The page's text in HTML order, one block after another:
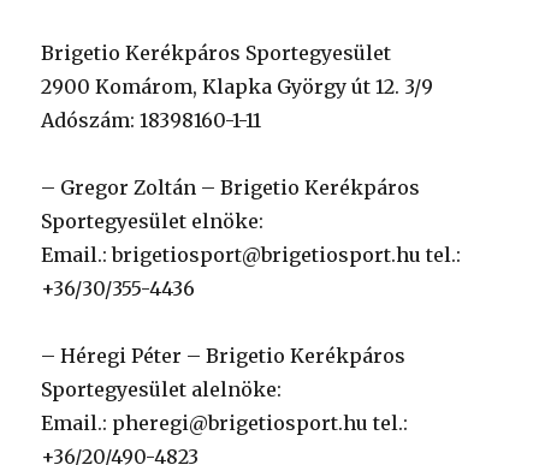
Brigetio Kerékpáros Sportegyesület
2900 Komárom, Klapka György út 12. 3/9
Adószám: 18398160-1-11
– Gregor Zoltán – Brigetio Kerékpáros
Sportegyesület elnöke:
Email.: brigetiosport@brigetiosport.hu tel.:
+36/30/355-4436
– Héregi Péter – Brigetio Kerékpáros
Sportegyesület alelnöke:
Email.: pheregi@brigetiosport.hu tel.:
+36/20/490-4823